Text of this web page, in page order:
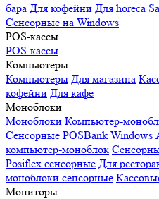
бара Для кофейни Для horeca
Сенсорные на Windows
POS-кассы
POS-кассы
Компьютеры
Компьютеры Для магазина
кофейни Для кафе
Моноблоки
Моноблоки Компьютер-
Сенсорные POSBank Windows
компьютер-моноблок
Posiflex сенсорные Для
моноблоки сенсорные
Мониторы